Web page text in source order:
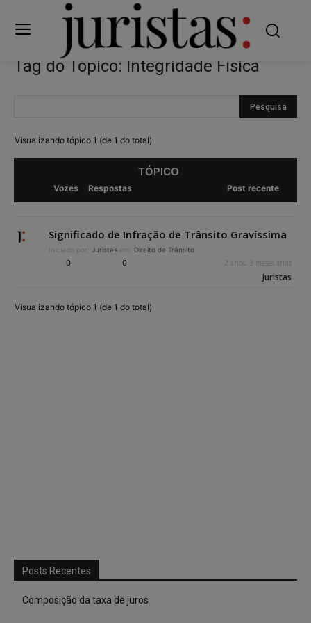
Tag do Tópico: Integridade Física
Visualizando tópico 1 (de 1 do total)
TÓPICO
Vozes Respostas Post recente
Significado de Infração de Trânsito Gravíssima
Iniciado por: Juristas em: Direito de Trânsito
0 0 2 anos, 3 meses atrás
Juristas
Visualizando tópico 1 (de 1 do total)
Posts Recentes
Composição da taxa de juros